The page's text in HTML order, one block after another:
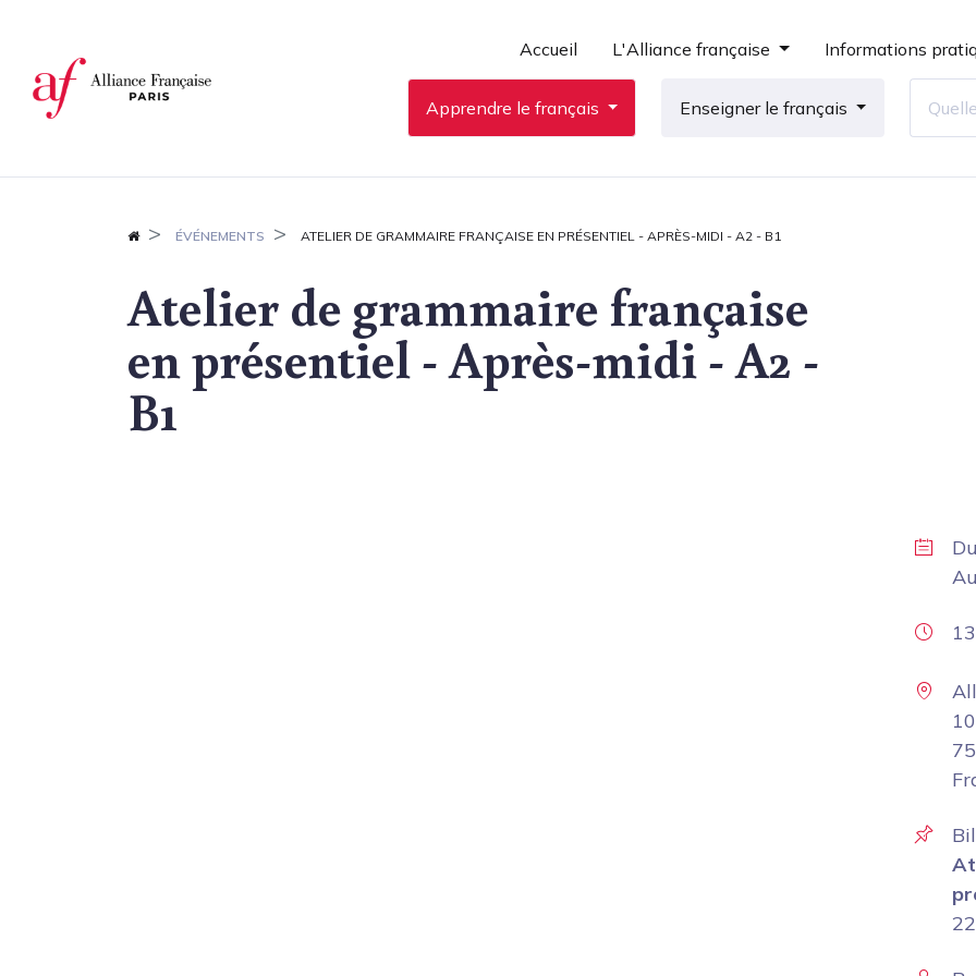
Accueil L'Alliance française Informations
Apprendre le français Enseigner le français
ÉVÉNEMENTS ATELIER DE GRAMMAIRE FRANÇAISE EN PRÉSENTIEL - APRÈS-MIDI - A2 - B1
Atelier de grammaire française
en présentiel - Après-midi - A2 -
B1